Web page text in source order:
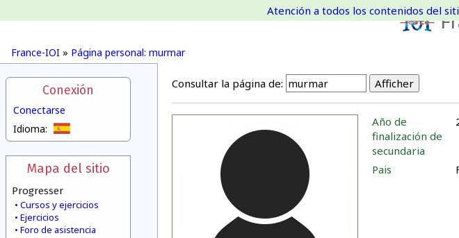
France-IOI » Página personal: murmar
Atención a todos los contenidos del
Conexión
Conectarse
Idioma:
Mapa del sitio
Progresser
Cursos y ejercicios
Ejercicios
Foro de asistencia
Consultar la página de:
Año de
finalización de
secundaria
Pais